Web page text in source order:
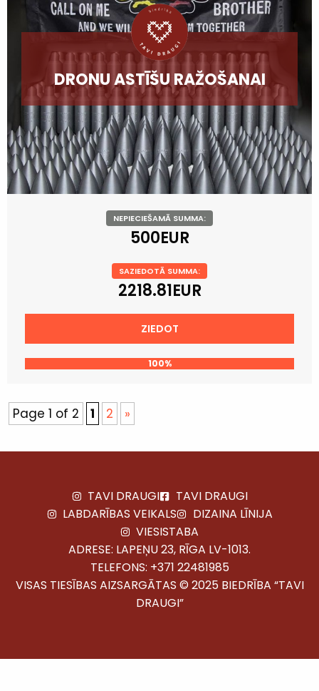
DRONU ASTĪŠU RAŽOŠANAI
NEPIECIEŠAMĀ SUMMA:
500EUR
SAZIEDOTĀ SUMMA:
2218.81EUR
ZIEDOT
100%
Page 1 of 2 1 2 »
TAVI DRAUGI
TAVI DRAUGI
LABDARĪBAS VEIKALS
DIZAINA LĪNIJA
VIESISTABA
ADRESE: LAPEŅU 23, RĪGA LV-1013.
TELEFONS: +371 22481985
VISAS TIESĪBAS AIZSARGĀTAS © 2025 BIEDRĪBA “TAVI
DRAUGI”